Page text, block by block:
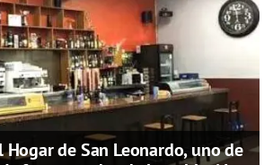
Hogar de San Leonardo, uno de